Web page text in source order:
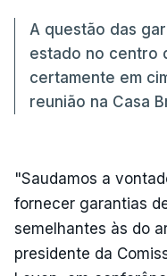
A questão das
estado no centro
certamente em
reunião na Casa
"Saudamos a
fornecer garantias
semelhantes às do
presidente da